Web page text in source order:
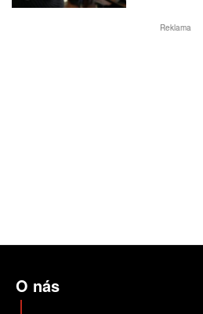
Reklama
O nás